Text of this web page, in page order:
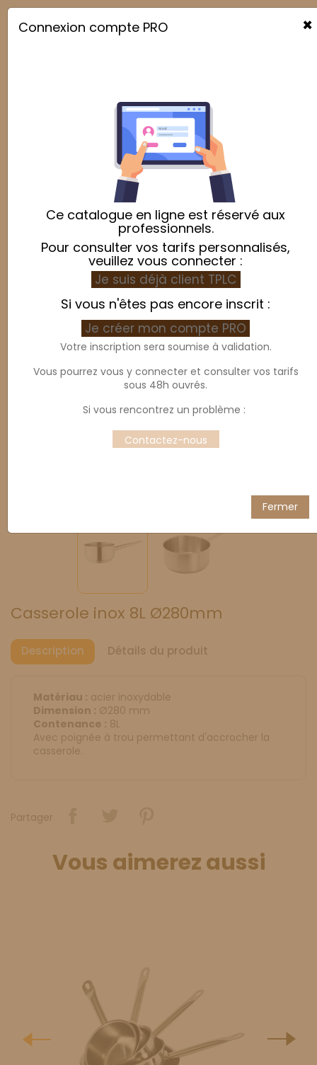

Casserole inox 8L Ø280mm
Description Détails du produit
Matériau : acier inoxydable
Dimension : Ø280 mm
Contenance : 8L
Avec poignée à trou permettant d'accrocher la
casserole.
Partager
Vous aimerez aussi
×
Connexion compte PRO
Ce catalogue en ligne est réservé aux
professionnels.
Pour consulter vos tarifs personnalisés,
veuillez vous connecter :
Je suis déjà client TPLC
Si vous n'êtes pas encore inscrit :
Je créer mon compte PRO
Votre inscription sera soumise à validation.
Vous pourrez vous y connecter et consulter vos tarifs
sous 48h ouvrés.
Si vous rencontrez un problème :
Contactez-nous
Fermer